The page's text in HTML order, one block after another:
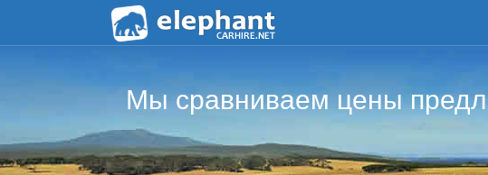
Мы сравниваем цены